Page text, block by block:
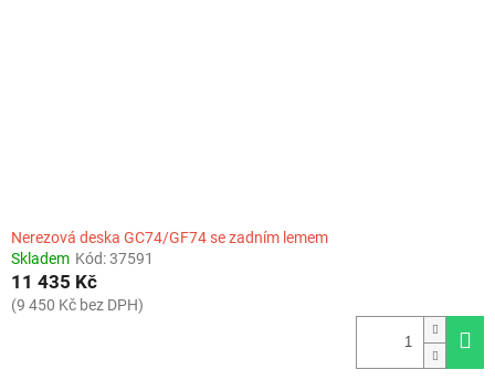
Nerezová deska GC74/GF74 se zadním lemem
Skladem Kód:37591
11 435 Kč
(9 450 Kč bez DPH)